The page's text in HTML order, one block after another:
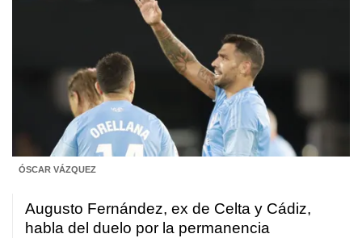
ÓSCAR VÁZQUEZ
Augusto Fernández, ex de Celta y Cádiz,
habla del duelo por la permanencia